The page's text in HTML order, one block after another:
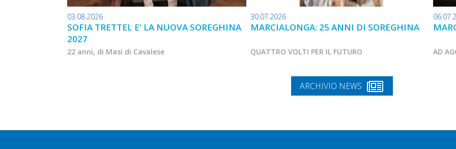
03.08.2026
SOFIA TRETTEL E' LA NUOVA SOREGHINA
2027
22 anni, di Masi di Cavalese
30.07.2026
MARCIALONGA: 25 ANNI DI SOREGHINA
QUATTRO VOLTI PER IL FUTURO AD
ARCHIVIO NEWS